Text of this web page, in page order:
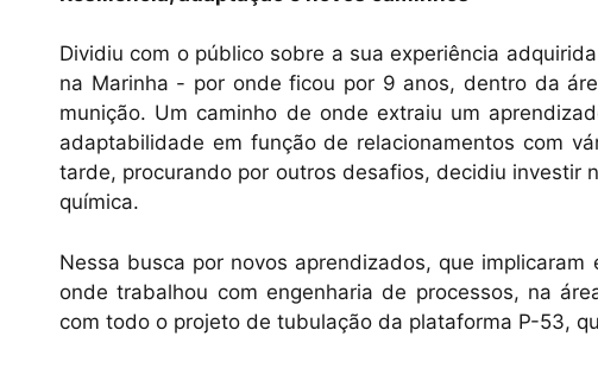
Dividiu com o público sobre a sua experiência
na Marinha - por onde ficou por 9 anos, dentro da
munição. Um caminho de onde extraiu um
adaptabilidade em função de relacionamentos com
tarde, procurando por outros desafios, decidiu investir
química.
Nessa busca por novos aprendizados, que
onde trabalhou com engenharia de processos, na
com todo o projeto de tubulação da plataforma P-53,